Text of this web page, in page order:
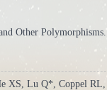
Other
XS, Lu Q*, Coppel